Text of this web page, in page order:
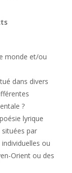
monde et/ou
dans divers
?
lyrique
par
ou
Orient ou des